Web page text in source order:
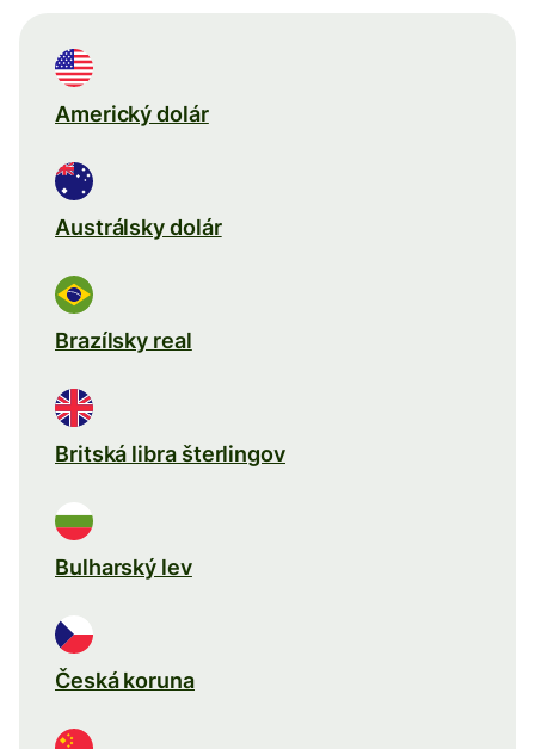
Americký dolár
Austrálsky dolár
Brazílsky real
Britská libra šterlingov
Bulharský lev
Česká koruna